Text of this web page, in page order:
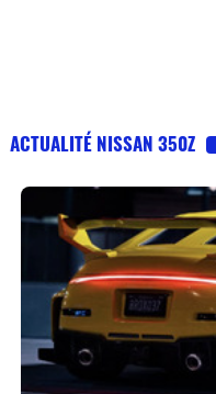
ACTUALITÉ NISSAN 350Z